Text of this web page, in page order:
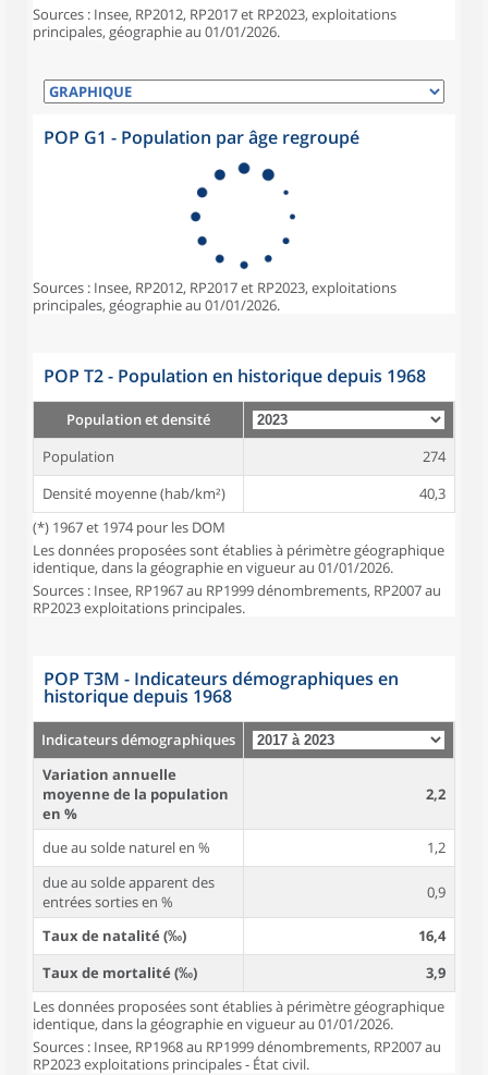
Sources : Insee, RP2012, RP2017 et RP2023, exploitations
principales, géographie au 01/01/2026.
POP G1 - Population par âge regroupé
Sources : Insee, RP2012, RP2017 et RP2023, exploitations
principales, géographie au 01/01/2026.
POP T2 - Population en historique depuis 1968
Population et densité
Population
274
Densité moyenne (hab/km²)
40,3
(*) 1967 et 1974 pour les DOM
Les données proposées sont établies à périmètre géographique
identique, dans la géographie en vigueur au 01/01/2026.
Sources : Insee, RP1967 au RP1999 dénombrements, RP2007 au
RP2023 exploitations principales.
POP T3M - Indicateurs démographiques en
historique depuis 1968
Indicateurs démographiques
Variation annuelle
moyenne de la population
en %
2,2
due au solde naturel en %
1,2
due au solde apparent des
entrées sorties en %
0,9
Taux de natalité (‰)
16,4
Taux de mortalité (‰)
3,9
Les données proposées sont établies à périmètre géographique
identique, dans la géographie en vigueur au 01/01/2026.
Sources : Insee, RP1968 au RP1999 dénombrements, RP2007 au
RP2023 exploitations principales - État civil.